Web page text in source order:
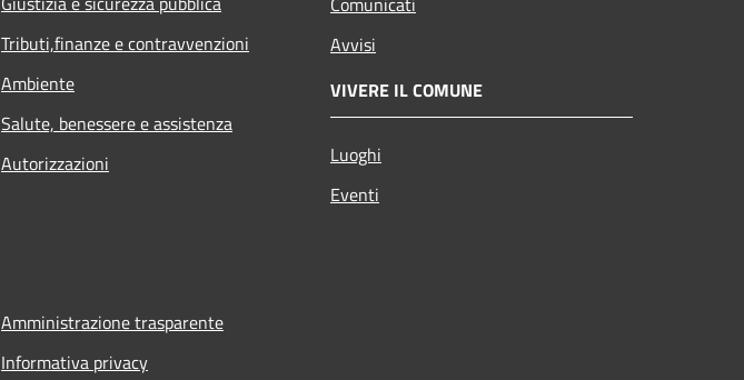
Tributi,finanze e contravvenzioni
Ambiente
Salute, benessere e assistenza
Autorizzazioni
Avvisi
VIVERE IL COMUNE
Luoghi
Eventi
Amministrazione trasparente
Informativa privacy